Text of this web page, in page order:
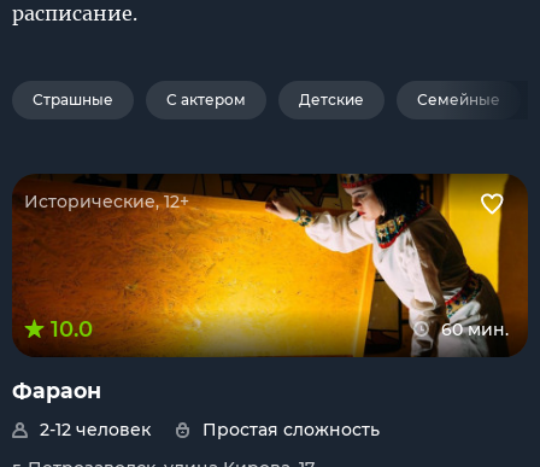
расписание.
Страшные С актером Детские Семейные
Исторические, 12+
10.0 60 мин.
Фараон
2-12 человек
Простая сложность